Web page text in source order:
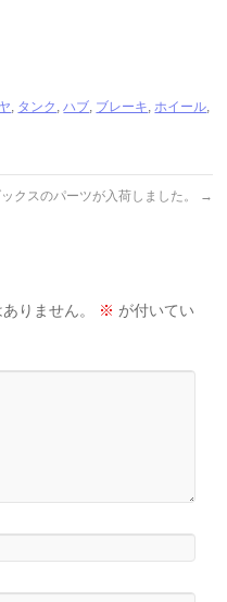
, タンク ,ハブ, ブレーキ,ホイール,
クスのパーツが入荷しました。 →
りません。 ※ が付いてい